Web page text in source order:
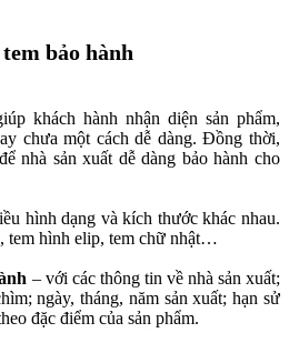
bảo hành
khách hành nhận diện sản phẩm,
chưa một cách dễ dàng. Đồng thời,
nhà sản xuất dễ dàng bảo hành cho
hình dạng và kích thước khác nhau.
tem hình elip, tem chữ nhật…
– với các thông tin về nhà sản xuất;
ngày, tháng, năm sản xuất; hạn sử
đặc điểm của sản phẩm.